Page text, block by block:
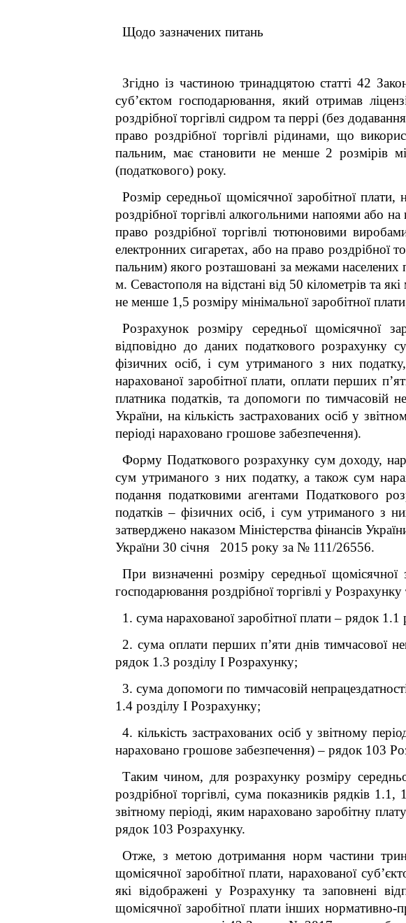
Щодо зазначених питань
Згідно із частиною тринадцятою статті 42
суб’єктом господарювання, якийотримав
роздрібної торгівлі сидром та перрі (без
право роздрібної торгівлі рідинами, що
пальним, має становити не менше 2 розмірів
(податкового) року.
Розмір середньої щомісячної заробітної
роздрібної торгівлі алкогольними напоями або
право роздрібної торгівлі тютюновими
електронних сигаретах, або на право роздрібної
пальним) якого розташовані за межами
м. Севастополя на відстані від 50 кілометрів та
не менше 1,5 розміру мінімальної заробітної
Розрахунок розміру середньої щомісячної
відповідно до даних податкового розрахунку
фізичних осіб, і сум утриманого з них
нарахованої заробітної плати, оплати перших
платника податків, та допомоги по тимчасовій
України, на кількість застрахованих осіб у
періоді нараховано грошове забезпечення).
Форму Податкового розрахунку сум доходу,
сум утриманого з них податку, а також сум
подання податковими агентами Податкового
податків – фізичних осіб, і сум утриманого з
затверджено наказом Міністерства
України 30 січня 2015 року за № 111/26556.
При визначеннірозміру середньої щомісячної
господарювання роздрібної торгівлі у
1. сума нарахованої заробітної плати – рядок 1.1
2. сума оплати перших п’яти днів тимчасової
рядок 1.3 розділу І Розрахунку;
3. сума допомоги по тимчасовій
1.4 розділу І Розрахунку;
4. кількість застрахованих осіб у звітному
нараховано грошове забезпечення) – рядок 103
Таким чином, для розрахунку розміру
роздрібної торгівлі, сума показників рядків
звітному періоді, яким нараховано заробітну
рядок 103 Розрахунку.
Отже, з метою дотримання норм частини
щомісячної заробітної плати, нарахованої
які відображені у Розрахунку та заповнені
щомісячної заробітної плати інших